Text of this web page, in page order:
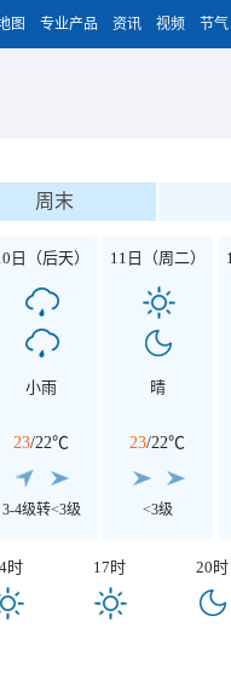
图 专业产品 资讯 视频 节气
周末
日（后天）
小雨
23/22℃
3-4级转<3级
11日（周二）
晴
23/22℃
<3级
时 17时 20时